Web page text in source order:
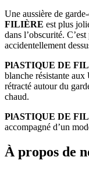
Une aussière de
FILIÈRE est plus
dans l’obscurité.
accidentellement
PlASTIQUE DE
blanche résistante
rétracté autour du
chaud.
PlASTIQUE DE
accompagné d’un
À propos de